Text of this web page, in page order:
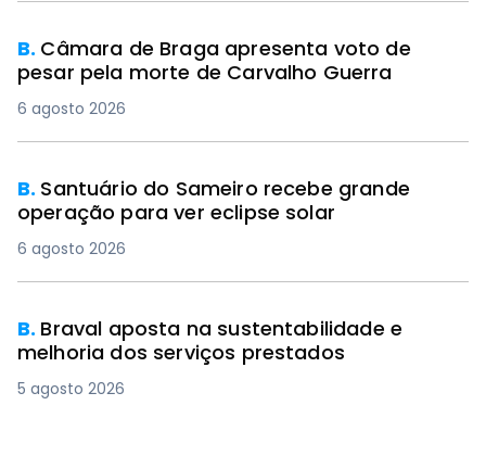
B. Câmara de Braga apresenta voto de
pesar pela morte de Carvalho Guerra
6 agosto 2026
B. Santuário do Sameiro recebe grande
operação para ver eclipse solar
6 agosto 2026
B. Braval aposta na sustentabilidade e
melhoria dos serviços prestados
5 agosto 2026